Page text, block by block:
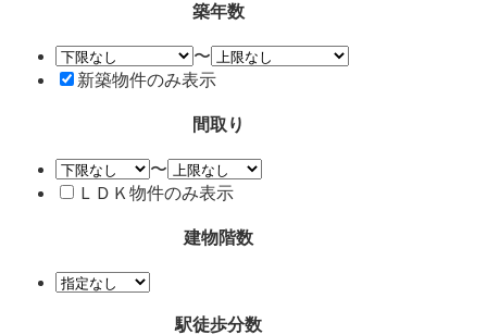
築年数
〜
新築物件のみ表示
間取り
〜
ＬＤＫ物件のみ表示
建物階数
駅徒歩分数